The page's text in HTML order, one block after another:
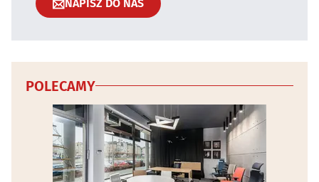
NAPISZ DO NAS
POLECAMY